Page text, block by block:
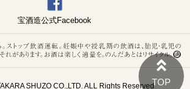
宝酒造公式Facebook
SHUZO CO.,LTD. ALL Rights Reserved